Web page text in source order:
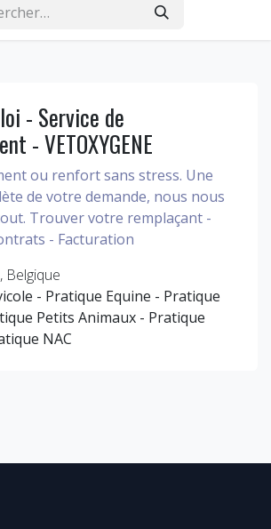
- Service de
- VETOXYGENE
ou renfort sans stress. Une
de votre demande, nous nous
Trouver votre remplaçant -
- Facturation
, Belgique
- Pratique Equine - Pratique
Petits Animaux - Pratique
NAC